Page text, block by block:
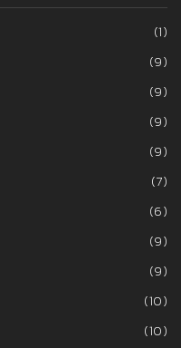
(1)
(9)
(9)
(9)
(9)
(7)
(6)
(9)
(9)
(10)
(10)